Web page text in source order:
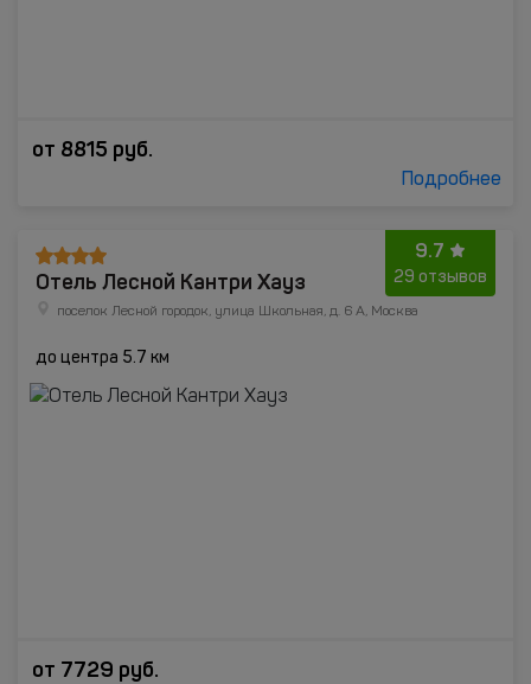
от 8815 руб.
Подробнее
9.7
29 отзывов
Отель Лесной Кантри Хауз
поселок Лесной городок, улица Школьная, д. 6 А, Москва
до центра 5.7 км
от 7729 руб.